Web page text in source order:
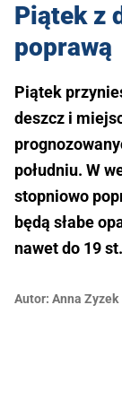
Piątek z
poprawą
Piątek
deszcz i
południu. W
stopniowo
będą słabe
nawet do 19
Autor: Anna Zyzek